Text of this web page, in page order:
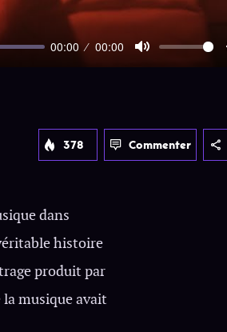
00:00 00:00
Mute
378 Commenter
dans
histoire
produit par
musique avait